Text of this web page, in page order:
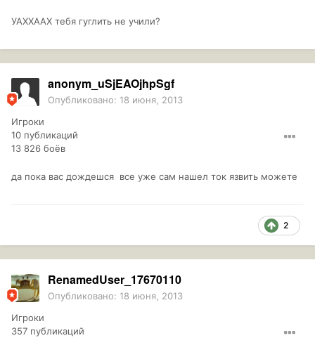
УАХХААХ тебя гуглить не учили?
anonym_uSjEAOjhpSgf
Опубликовано: 18 июня, 2013
Игроки
10 публикаций
13 826 боёв
да пока вас дождешся все уже сам нашел ток язвить можете
2
RenamedUser_17670110
Опубликовано: 18 июня, 2013
Игроки
357 публикаций